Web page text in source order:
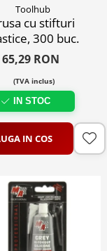
Toolhub
cu stifturi
300 buc.
65,29 RON
(TVA inclus)
IN STOC
IN COS